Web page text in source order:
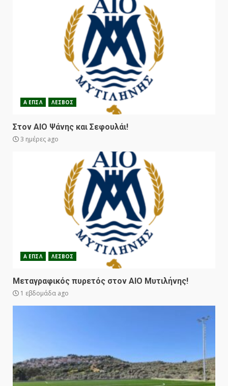
Α ΕΠΣΛ ΛΕΣΒΟΣ
Στον ΑΙΟ Ψάνης και Σεφουλάι!
3 ημέρες ago
Α ΕΠΣΛ ΛΕΣΒΟΣ
Μεταγραφικός πυρετός στον ΑΙΟ Μυτιλήνης!
1 εβδομάδα ago